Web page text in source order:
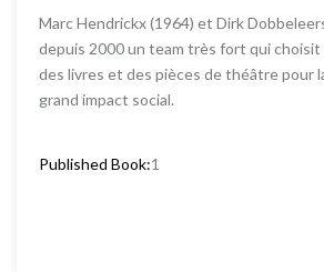
Marc Hendrickx (1964) et Dirk
depuis 2000 un team très fort qui choisit
des livres et des pièces de théâtre pour
grand impact social.
Published Book:1